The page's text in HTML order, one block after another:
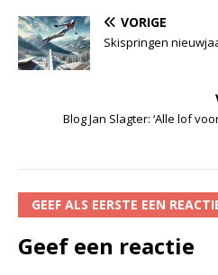
VORIGE
Skispringen
Blog Jan Slagter: ‘Alle lof
GEEF ALS EERSTE EEN
Geef een reactie